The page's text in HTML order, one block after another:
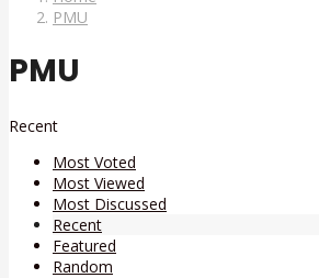
PMU
PMU
Recent
Most Voted
Most Viewed
Most Discussed
Recent
Featured
Random